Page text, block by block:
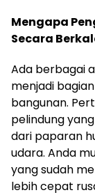
Mengapa
Secara
Ada berbagai
menjadi
bangunan.
pelindung
dari paparan
udara. Anda
yang sudah
lebih cepat